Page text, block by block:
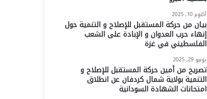
أكتوبر 10, 2025
بيان من حركة المستقبل للإصلاح و التنمية حول
إنهاء حرب العدوان و الإبادة على الشعب
الفلسطيني في غزة
يونيو 29, 2025
تصريح من أمين حركة المستقبل للإصلاح و
التنمية بولاية شمال كردفان عن انطلاق
امتحانات الشهادة السودانية